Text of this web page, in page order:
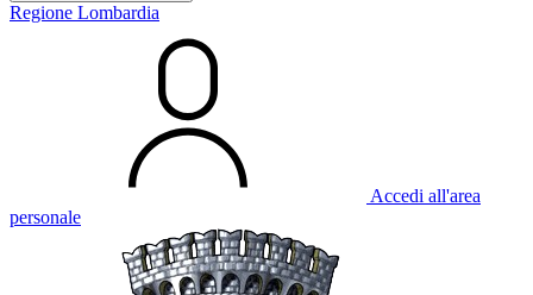
Regione Lombardia
Accedi all'area
personale